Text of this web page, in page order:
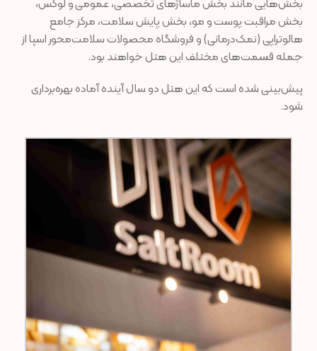
بخش‌هایی مانند بخش ماساژهای تخصصی، عمومی و لوکس،
بخش مراقبت پوست و مو، بخش پایش سلامت، مرکز جامع
هالوتراپی (نمک‌درمانی) و فروشگاه محصولات سلامت‌محور اسپا از
جمله قسمت‌های مختلف این هتل خواهند بود.
پیش‌بینی شده است که این هتل دو سال آینده آماده بهره‌برداری
شود.